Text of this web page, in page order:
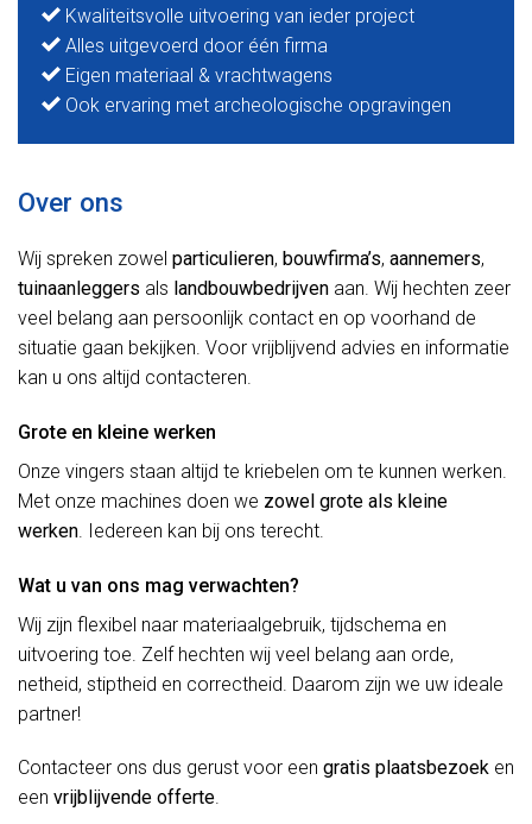
Kwaliteitsvolle uitvoering van ieder project
Alles uitgevoerd door één firma
Eigen materiaal & vrachtwagens
Ook ervaring met archeologische opgravingen
Over ons
Wij spreken zowel particulieren, bouwfirma’s, aannemers,
tuinaanleggers als landbouwbedrijven aan. Wij hechten zeer
veel belang aan persoonlijk contact en op voorhand de
situatie gaan bekijken. Voor vrijblijvend advies en informatie
kan u ons altijd contacteren.
Grote en kleine werken
Onze vingers staan altijd te kriebelen om te kunnen werken.
Met onze machines doen we zowel grote als kleine
werken. Iedereen kan bij ons terecht.
Wat u van ons mag verwachten?
Wij zijn flexibel naar materiaalgebruik, tijdschema en
uitvoering toe. Zelf hechten wij veel belang aan orde,
netheid, stiptheid en correctheid. Daarom zijn we uw ideale
partner!
Contacteer ons dus gerust voor een gratis plaatsbezoek en
een vrijblijvende offerte.